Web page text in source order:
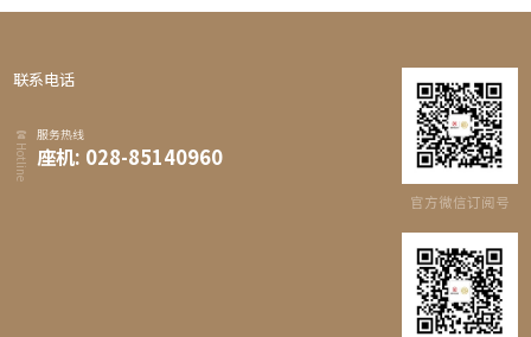
联系电话
Hotline
服务热线
座机: 028-85140960
官方微信订阅号